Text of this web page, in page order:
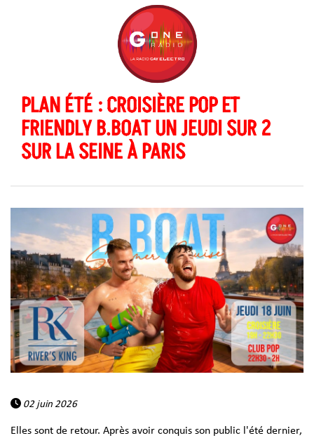
PLAN ÉTÉ : CROISIÈRE POP ET
FRIENDLY B.BOAT UN JEUDI SUR 2
SUR LA SEINE À PARIS
02 juin 2026
Elles sont de retour. Après avoir conquis son public l'été dernier,